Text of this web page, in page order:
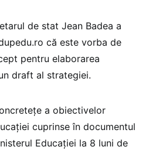
de stat Jean Badea a
că este vorba de
pentru elaborarea
draft al strategiei.
a obiectivelor
cuprinse în documentul
Educației la 8 luni de